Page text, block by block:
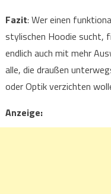
Fazit: Wer einen
stylischen Hoodie sucht,
endlich auch mit mehr
alle, die draußen
oder Optik verzichten
Anzeige: